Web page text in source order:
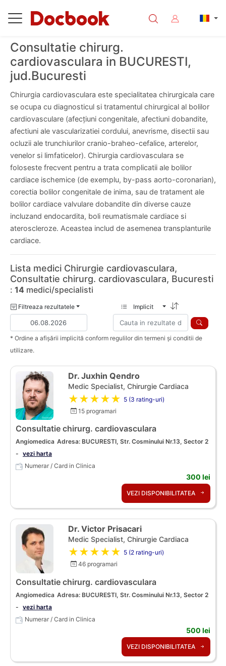
Consultatie chirurg.
cardiovasculara in BUCURESTI,
jud.Bucuresti
Chirurgia cardiovasculara este specialitatea chirurgicala care
se ocupa cu diagnosticul si tratamentul chirurgical al bolilor
cardiovasculare (afecțiuni congenitale, afectiuni dobandite,
afectiuni ale vascularizatiei cordului, anevrisme, disectii sau
ocluzii ale trunchiurilor cranio-braheo-cefalice, arterelor,
venelor si limfaticelor). Chirurgia cardiovasculara se
foloseste frecvent pentru a trata complicatii ale bolilor
cardiace ischemice (de exemplu, by-pass aorto-coronarian),
corectia bolilor congenitale de inima, sau de tratament ale
bolilor cardiace valvulare dobandite din diverse cauze
incluzand endocardita, boli reumatismale cardiace si
ateroscleroze. Aceastea includ de asemenea transplanturile
cardiace.
Lista medici Chirurgie cardiovasculara,
Consultatie chirurg. cardiovasculara, Bucuresti
: 14 medici/specialisti
Filtreaza rezultatele Implicit
* Ordine a afișării implicită conform regulilor din termeni și conditii de
utilizare.
Dr. Juxhin Qendro
Medic Specialist, Chirurgie Cardiaca
★★★★★ 5 (3 rating-uri)
15 programari
Consultatie chirurg. cardiovasculara
Angiomedica Adresa: BUCURESTI, Str. Cosminului Nr.13, Sector 2
- vezi harta
Numerar / Card in Clinica
300 lei
VEZI DISPONIBILITATEA
Dr. Victor Prisacari
Medic Specialist, Chirurgie Cardiaca
★★★★★ 5 (2 rating-uri)
46 programari
Consultatie chirurg. cardiovasculara
Angiomedica Adresa: BUCURESTI, Str. Cosminului Nr.13, Sector 2
- vezi harta
Numerar / Card in Clinica
500 lei
VEZI DISPONIBILITATEA